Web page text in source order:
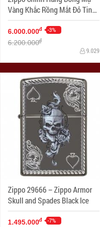
Vàng Khắc Rồng Mắt Đỏ Tinh
Xảo Vỏ Dày Armor
6.000.000đ -3%
6.200.000đ
9.029
Zippo 29666 – Zippo Armor
Skull and Spades Black Ice
1.495.000đ -7%